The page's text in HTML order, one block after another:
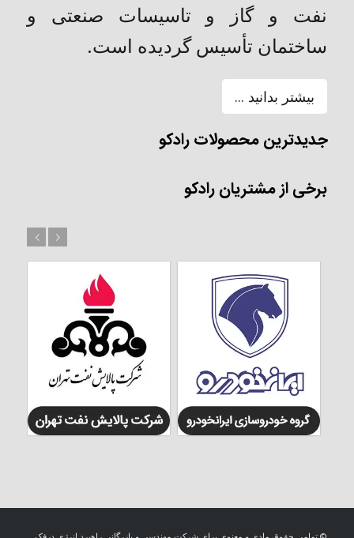
نفت و گاز و تاسیسات صنعتی و
ساختمان تأسیس گردیده است.
بیشتر بدانید ...
جدیدترین محصولات رادکو
برخی از مشتریان رادکو